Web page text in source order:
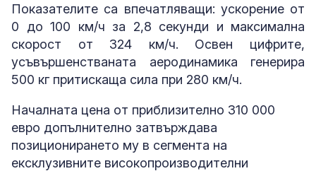
Показателите са впечатляващи: ускорение от
0 до 100 км/ч за 2,8 секунди и максимална
скорост от 324 км/ч. Освен цифрите,
усъвършенстваната аеродинамика генерира
500 кг притискаща сила при 280 км/ч.
Началната цена от приблизително 310 000
евро допълнително затвърждава
позиционирането му в сегмента на
ексклузивните високопроизводителни